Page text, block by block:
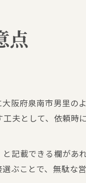
点
阪府泉南市男里の
夫として、依頼時
記載できる欄があ
ぶことで、無駄な